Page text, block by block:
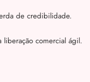
de credibilidade.
liberação comercial ágil.